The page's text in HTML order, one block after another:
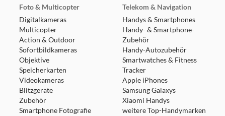
Foto & Multicopter
Digitalkameras
Multicopter
Action & Outdoor
Sofortbildkameras
Objektive
Speicherkarten
Videokameras
Blitzgeräte
Zubehör
Smartphone Fotografie
Telekom & Navigation
Handys & Smartphones
Handy- & Smartphone-
Zubehör
Handy-Autozubehör
Smartwatches & Fitness
Tracker
Apple iPhones
Samsung Galaxys
Xiaomi Handys
weitere Top-Handymarken